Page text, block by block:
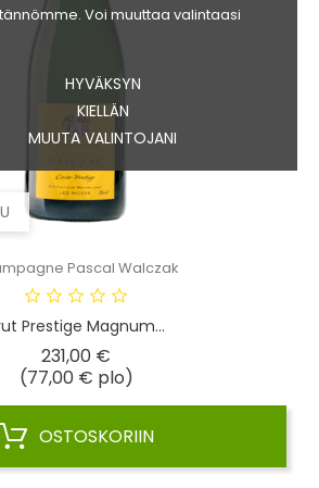
Voi muuttaa valintaasi
HYVÄKSYN
KIELLÄN
MUUTA VALINTOJANI
Pascal Walczak
Prestige Magnum...
231,00 €
(77,00 € plo)
OSTOSKORIIN